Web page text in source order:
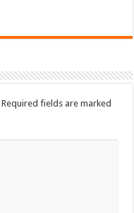
Required fields are marked